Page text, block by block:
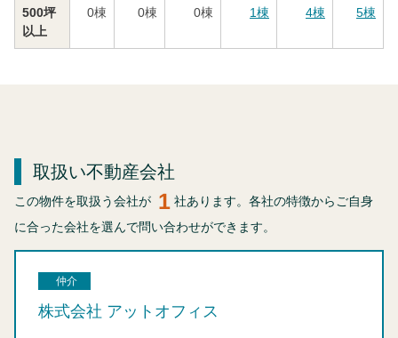
500坪
以上
0棟 0棟 0棟 1棟 4棟 5棟
取扱い不動産会社
この物件を取扱う会社が 1 社あります。各社の特徴からご自身
に合った会社を選んで問い合わせができます。
仲介
株式会社 アットオフィス